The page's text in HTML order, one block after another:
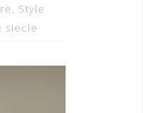
, Style
siecle